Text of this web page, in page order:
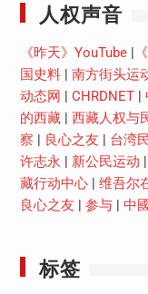
人权声音
《昨天》YouTube|
国史料| 南方街头运
动态网
CHRDNET|
的西藏| 西藏人权与
察
良心之友 台湾
许志永
新公民运动
藏行动中心| 维吾尔
良心之友
参与| 中
标签